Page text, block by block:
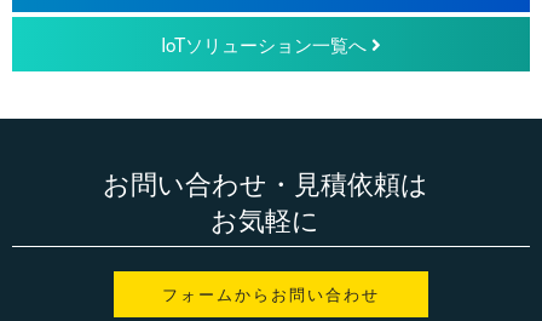
IoTソリューション一覧へ
お問い合わせ・見積依頼は
お気軽に
フォームからお問い合わせ